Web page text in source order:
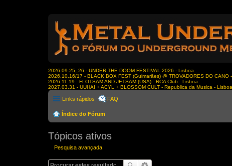
2026.09.25_26 - UNDER THE DOOM FESTIVAL 2026 - Lisboa
2026.10.16/17 - BLACK BOX FEST (Guimarães) @ TROVADORES DO CANO
2026.11.19 - FLOTSAM AND JETSAM (USA) - RCA Club - Lisboa
2027.03.31 - UUHAI + ACYL + BLOSSOM CULT - Republica da Musica - Lisboa
Links rápidos FAQ
Índice do Fórum
Tópicos ativos
Pesquisa avançada